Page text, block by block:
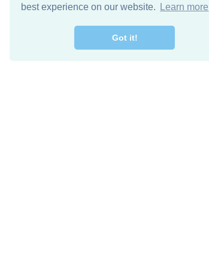
best experience on our website.
Learn more
Got it!